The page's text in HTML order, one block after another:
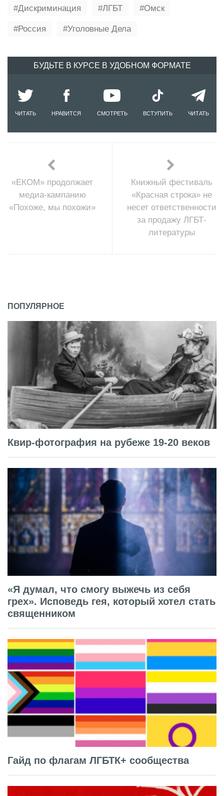
Дискриминация ЛГБТ Омск
Россия Уголовные Дела
БУДЬТЕ В КУРСЕ В УДОБНОМ ФОРМАТЕ
ЧИТАТЬ НРАВИТСЯ СМОТРЕТЬ ВСТУПИТЬ ЧИТАТЬ
«ЕКОМ» продолжает
медиа-кампанию
«Похоже, мы похожи»
Книжный фестиваль
«Красная строка» не
несет ответственности
за продажу ЛГБТ-
литературы
ПОПУЛЯРНОЕ
Квир-фотография на рубеже 19-20 веков
«Я думал, что смогу выжечь из себя
грех». Исповедь гея, который хотел стать
священником
Гайд по флагам ЛГБТК+ сообщества